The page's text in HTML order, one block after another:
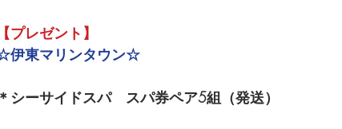
【プレゼント】
伊東マリンタウン☆
＊シーサイドスパ　スパ券ペア5組（発送）